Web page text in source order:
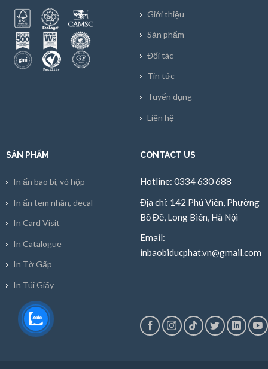
Giới thiệu
Sản phẩm
Đối tác
Tin tức
Tuyển dụng
Liên hệ
SẢN PHẨM
In ấn bao bì, vỏ hộp
In ấn tem nhãn, decal
In Card Visit
In Catalogue
In Tờ Gấp
In Túi Giấy
CONTACT US
Hotline: 0334 630 688
Địa chỉ: 142 Phú Viên, Phường
Bồ Đề, Long Biên, Hà Nội
Email:
inbaobiducphat.vn@gmail.com